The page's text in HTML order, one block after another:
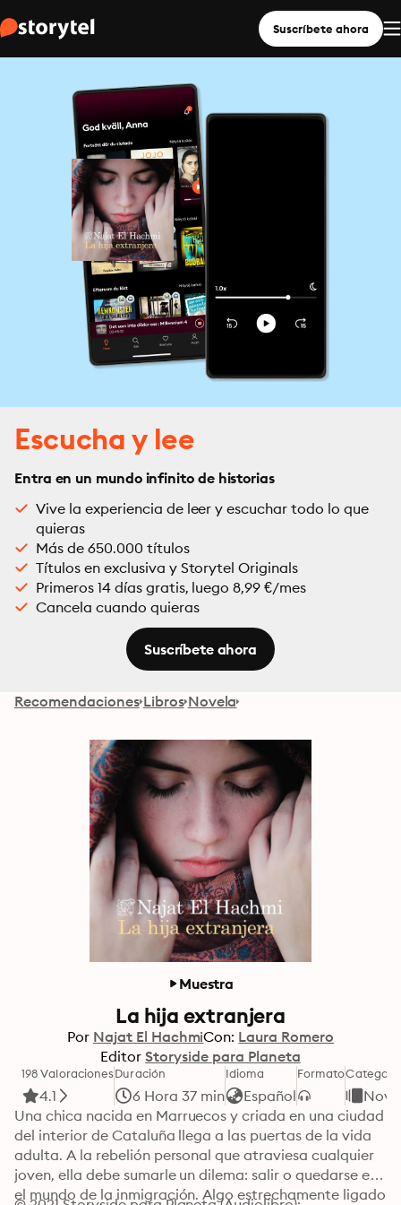
Suscríbete ahora
Escucha y lee
Entra en un mundo infinito de historias
Vive la experiencia de leer y escuchar todo lo que
quieras
Más de 650.000 títulos
Títulos en exclusiva y Storytel Originals
Primeros 14 días gratis, luego 8,99 €/mes
Cancela cuando quieras
Suscríbete ahora
Recomendaciones Libros Novela
Muestra
La hija extranjera
Por Najat El HachmiCon: Laura Romero
Editor Storyside para Planeta
198 Valoraciones
4.1
Duración
6 Hora 37 min
Idioma
Español
Formato
Una chica nacida en Marruecos y criada en una ciudad
del interior de Cataluña llega a las puertas de la vida
adulta. A la rebelión personal que atraviesa cualquier
joven, ella debe sumarle un dilema: salir o quedarse en
el mundo de la inmigración. Algo estrechamente ligado